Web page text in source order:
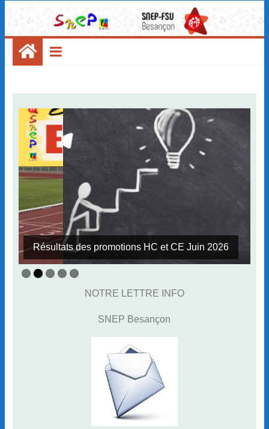
Réservez vos dates : 19 et 20 nov 2026 à
Besançon !!
Stage Athlétisme
NOTRE LETTRE INFO
SNEP Besançon